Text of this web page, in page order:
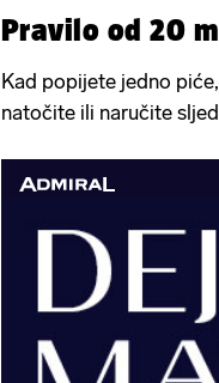
Pravilo od 20
Kad popijete jedno
natočite ili naručite